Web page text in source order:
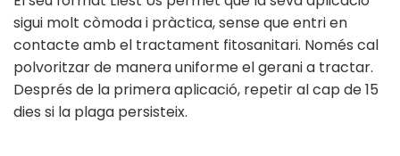
sigui molt còmoda i pràctica, sense que entri en
contacte amb el tractament fitosanitari. Només cal
polvoritzar de manera uniforme el gerani a tractar.
Després de la primera aplicació, repetir al cap de 15
dies si la plaga persisteix.